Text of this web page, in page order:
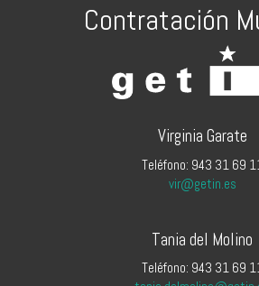
Contratación
Virginia Garate
Teléfono: 943 31 69
vir@getin.es
Tania del Molino
Teléfono: 943 31 69